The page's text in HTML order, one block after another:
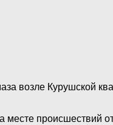
возле Курушской
происшествий